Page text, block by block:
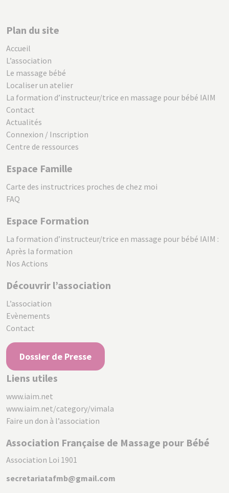
Plan du site
Accueil
L’association
Le massage bébé
Localiser un atelier
La formation d’instructeur/trice en massage pour bébé IAIM
Contact
Actualités
Connexion / Inscription
Centre de ressources
Espace Famille
Carte des instructrices proches de chez moi
FAQ
Espace Formation
La formation d’instructeur/trice en massage pour bébé IAIM :
Après la formation
Nos Actions
Découvrir l’association
L’association
Evènements
Contact
Dossier de Presse
Liens utiles
www.iaim.net
www.iaim.net/category/vimala
Faire un don à l’association
Association Française de Massage pour Bébé
Association Loi 1901
secretariatafmb@gmail.com